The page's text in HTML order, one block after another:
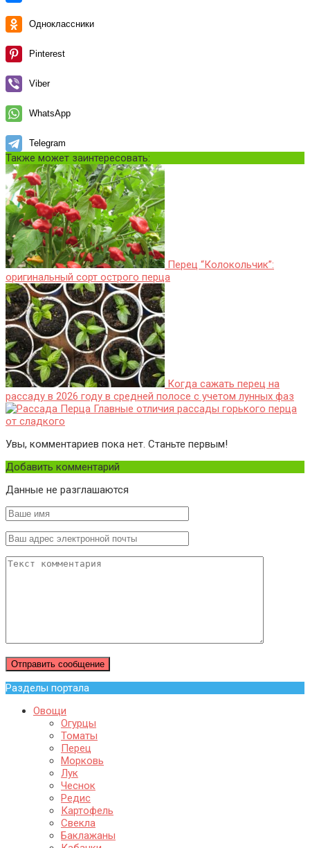
Одноклассники
Pinterest
Viber
WhatsApp
Telegram
Также может заинтересовать:
Перец “Колокольчик”:
оригинальный сорт острого перца
Когда сажать перец на
рассаду в 2026 году в средней полосе с учетом лунных фаз
Главные отличия рассады горького перца
от сладкого
Увы, комментариев пока нет. Станьте первым!
Добавить комментарий
Данные не разглашаются
Разделы портала
Овощи
Огурцы
Томаты
Перец
Морковь
Лук
Чеснок
Редис
Картофель
Свекла
Баклажаны